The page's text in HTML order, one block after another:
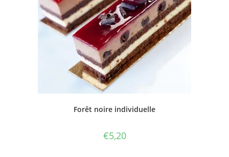
Forêt noire individuelle
€5,20